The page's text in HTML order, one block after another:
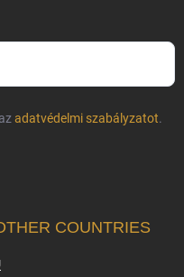
adatvédelmi szabályzatot.
COUNTRIES